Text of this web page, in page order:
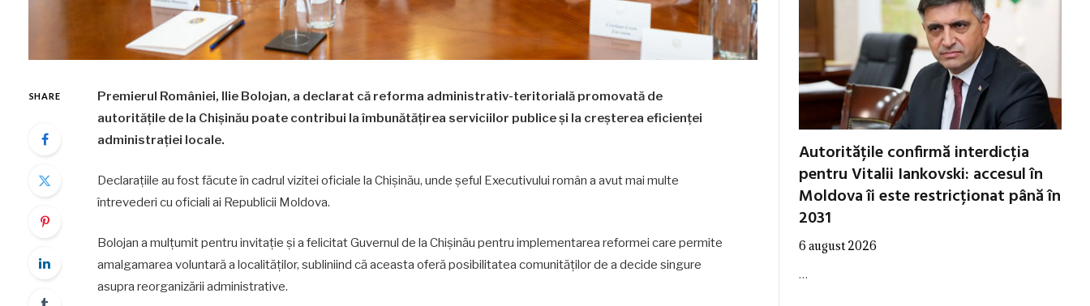
SHARE
Premierul României, Ilie Bolojan, a declarat că reforma administrativ-teritorială promovată de
autoritățile de la Chișinău poate contribui la îmbunătățirea serviciilor publice și la creșterea eficienței
administrației locale.
Declarațiile au fost făcute în cadrul vizitei oficiale la Chișinău, unde șeful Executivului român a avut mai multe
întrevederi cu oficiali ai Republicii Moldova.
Bolojan a mulțumit pentru invitație și a felicitat Guvernul de la Chișinău pentru implementarea reformei care permite
amalgamarea voluntară a localităților, subliniind că aceasta oferă posibilitatea comunităților de a decide singure
asupra reorganizării administrative.
Autoritățile confirmă interdicția
pentru Vitalii Iankovski: accesul în
Moldova îi este restricționat până în
2031
6 august 2026
…